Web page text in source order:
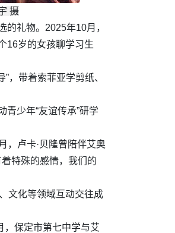
摄
礼物。2025年10月，
16岁的女孩聊学习生
，带着索菲亚学剪纸、
青少年“友谊传承”研学
，卢卡·贝隆曾陪伴艾奥
特殊的感情，我们的
文化等领域互动交往成
保定市第七中学与艾